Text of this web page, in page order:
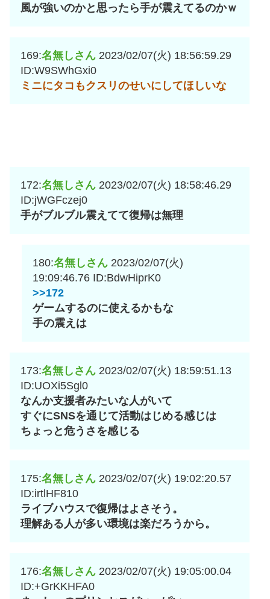
風が強いのかと思ったら手が震えてるのかｗ
169:名無しさん 2023/02/07(火) 18:56:59.29
ID:W9SWhGxi0
ミニにタコもクスリのせいにしてほしいな
172:名無しさん 2023/02/07(火) 18:58:46.29
ID:jWGFczej0
手がブルブル震えてて復帰は無理
180:名無しさん 2023/02/07(火)
19:09:46.76 ID:BdwHiprK0
>>172
ゲームするのに使えるかもな
手の震えは
173:名無しさん 2023/02/07(火) 18:59:51.13
ID:UOXi5Sgl0
なんか支援者みたいな人がいて
すぐにSNSを通じて活動はじめる感じは
ちょっと危うさを感じる
175:名無しさん 2023/02/07(火) 19:02:20.57
ID:irtlHF810
ライブハウスで復帰はよさそう。
理解ある人が多い環境は楽だろうから。
176:名無しさん 2023/02/07(火) 19:05:00.04
ID:+GrKKHFA0